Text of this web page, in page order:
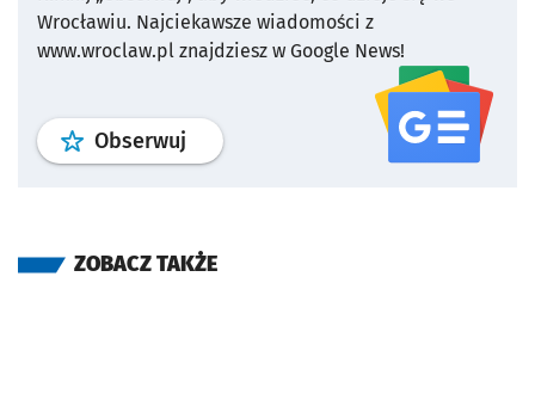
Wrocławiu. Najciekawsze wiadomości z
www.wroclaw.pl znajdziesz w Google News!
Obserwuj profil serwisu
ZOBACZ TAKŻE